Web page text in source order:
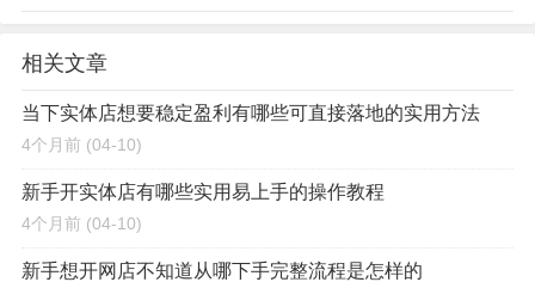
相关文章
当下实体店想要稳定盈利有哪些可直接落地的实用方法
4个月前 (04-10)
新手开实体店有哪些实用易上手的操作教程
4个月前 (04-10)
新手想开网店不知道从哪下手完整流程是怎样的